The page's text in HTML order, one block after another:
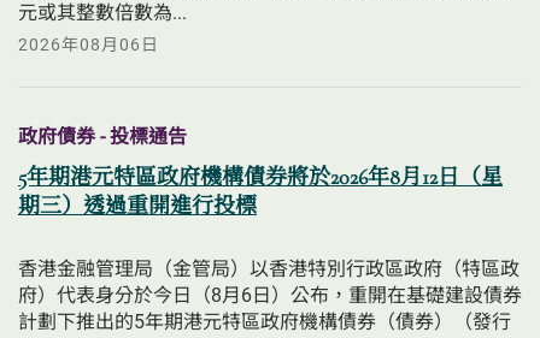
元或其整數倍數為...
2026年08月06日
政府債券 - 投標通告
5年期港元特區政府機構債券將於2026年8月12日（星
期三）透過重開進行投標
香港金融管理局（金管局）以香港特別行政區政府（特區政
府）代表身分於今日（8月6日）公布，重開在基礎建設債券
計劃下推出的5年期港元特區政府機構債券（債券）（發行